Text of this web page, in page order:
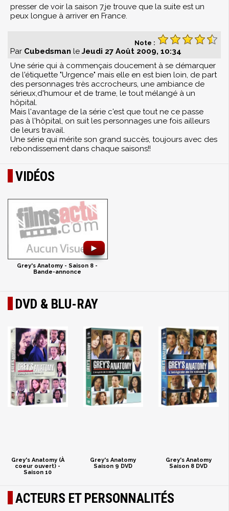
presser de voir la saison 7.je trouve que la suite est un
peux longue à arriver en France.
Note :
Par Cubedsman le Jeudi 27 Août 2009, 10:34
Une série qui à commençais doucement à se démarquer
de l'étiquette "Urgence" mais elle en est bien loin, de part
des personnages très accrocheurs, une ambiance de
sérieux,d'humour et de trame, le tout mélangé à un
hôpital.
Mais l'avantage de la série c'est que tout ne ce passe
pas à l'hôpital, on suit les personnages une fois ailleurs
de leurs travail.
Une série qui mérite son grand succès, toujours avec des
rebondissement dans chaque saisons!!
VIDÉOS
►
Grey's Anatomy - Saison 8 -
Bande-annonce
DVD & BLU-RAY
Grey's Anatomy (À
coeur ouvert) -
Saison 10
Grey's Anatomy
Saison 9 DVD
Grey's Anatomy
Saison 8 DVD
ACTEURS ET PERSONNALITÉS